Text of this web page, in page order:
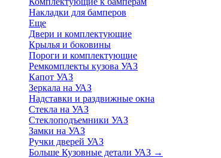
Накладки для бамперов
Еще
Двери и комплектующие
Крылья и боковины
Пороги и комплектующие
Ремкомплекты кузова УАЗ
Капот УАЗ
Зеркала на УАЗ
Надставки и раздвижные окна
Стекла на УАЗ
Стеклоподъемники УАЗ
Замки на УАЗ
Ручки дверей УАЗ
Больше Кузовные детали УАЗ →